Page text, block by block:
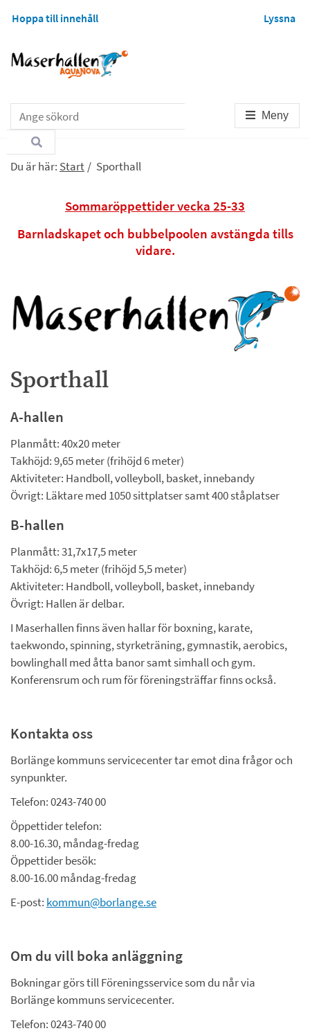
Hoppa till innehåll Lyssna
Meny
Du är här: Start / Sporthall
Sommaröppettider vecka 25-33
Barnladskapet och bubbelpoolen avstängda tills
vidare.
Sporthall
A-hallen
Planmått: 40x20 meter
Takhöjd: 9,65 meter (frihöjd 6 meter)
Aktiviteter: Handboll, volleyboll, basket, innebandy
Övrigt: Läktare med 1050 sittplatser samt 400 ståplatser
B-hallen
Planmått: 31,7x17,5 meter
Takhöjd: 6,5 meter (frihöjd 5,5 meter)
Aktiviteter: Handboll, volleyboll, basket, innebandy
Övrigt: Hallen är delbar.
I Maserhallen finns även hallar för boxning, karate,
taekwondo, spinning, styrketräning, gymnastik, aerobics,
bowlinghall med åtta banor samt simhall och gym.
Konferensrum och rum för föreningsträffar finns också.
Kontakta oss
Borlänge kommuns servicecenter tar emot dina frågor och
synpunkter.
Telefon: 0243-740 00
Öppettider telefon:
8.00-16.30, måndag-fredag
Öppettider besök:
8.00-16.00 måndag-fredag
E-post: kommun@borlange.se
Om du vill boka anläggning
Bokningar görs till Föreningsservice som du når via
Borlänge kommuns servicecenter.
Telefon: 0243-740 00